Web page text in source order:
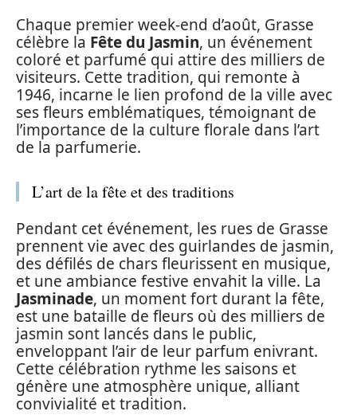
Chaque premier week-end d’août, Grasse
célèbre la Fête du Jasmin, un événement
coloré et parfumé qui attire des milliers de
visiteurs. Cette tradition, qui remonte à
1946, incarne le lien profond de la ville avec
ses fleurs emblématiques, témoignant de
l’importance de la culture florale dans l’art
de la parfumerie.
L’art de la fête et des traditions
Pendant cet événement, les rues de Grasse
prennent vie avec des guirlandes de jasmin,
des défilés de chars fleurissent en musique,
et une ambiance festive envahit la ville. La
Jasminade, un moment fort durant la fête,
est une bataille de fleurs où des milliers de
jasmin sont lancés dans le public,
enveloppant l’air de leur parfum enivrant.
Cette célébration rythme les saisons et
génère une atmosphère unique, alliant
convivialité et tradition.